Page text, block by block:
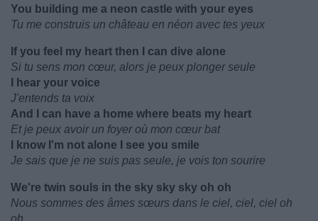
You building me a neon castle with your eyes
Tu me construis un château en néon avec tes yeux
If you feel my heart then I can dive alone
Si tu sens mon cœur, alors je peux plonger seule
I hear your voice
J'entends ta voix
And I can have a home where beats my heart
Et je peux avoir un foyer où mon cœur bat
I know I'm not alone I see you smile
Je sais que je ne suis pas seule, je vois ton sourire
We're twin souls in the sky sky sky oh oh
Nous sommes des âmes sœurs dans le ciel, ciel, ciel oh
oh